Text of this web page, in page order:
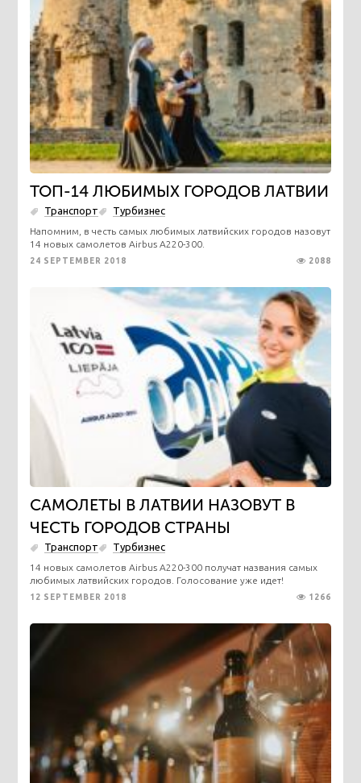
ТОП-14 ЛЮБИМЫХ ГОРОДОВ ЛАТВИИ
Транспорт Турбизнес
Напомним, в честь самых любимых латвийских городов назовут
14 новых самолетов Airbus A220-300.
24 SEPTEMBER 2018 2088
САМОЛЕТЫ В ЛАТВИИ НАЗОВУТ В
ЧЕСТЬ ГОРОДОВ СТРАНЫ
Транспорт Турбизнес
14 новых самолетов Airbus A220-300 получат названия самых
любимых латвийских городов. Голосование уже идет!
12 SEPTEMBER 2018 1266